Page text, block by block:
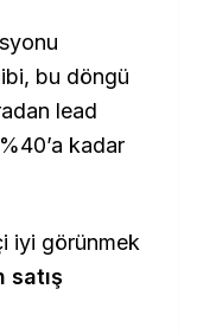
bu döngü
lead
kadar
iyi görünmek
satış